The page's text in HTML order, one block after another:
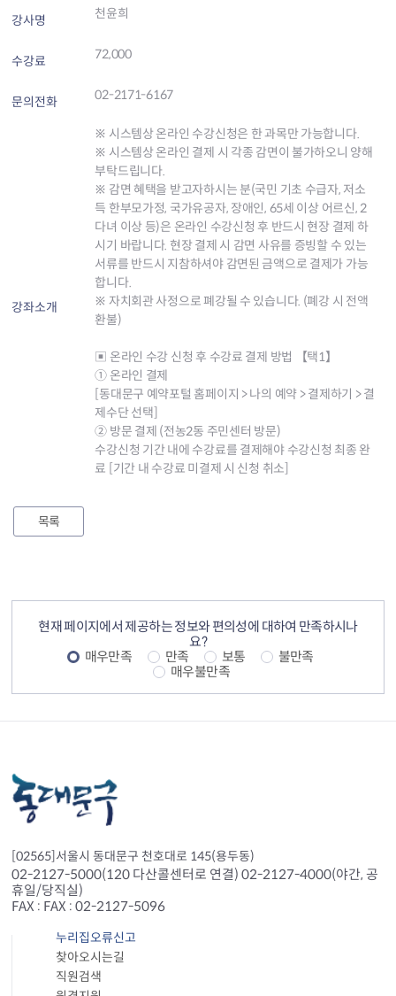
강사명 천윤희
수강료 72,000
문의전화 02-2171-6167
강좌소개
※ 시스템상 온라인 수강신청은 한 과목만 가능합니다.
※ 시스템상 온라인 결제 시 각종 감면이 불가하오니 양해
부탁드립니다.
※ 감면 혜택을 받고자하시는 분(국민 기초 수급자, 저소
득 한부모가정, 국가유공자, 장애인, 65세 이상 어르신, 2
다녀 이상 등)은 온라인 수강신청 후 반드시 현장 결제 하
시기 바랍니다. 현장 결제 시 감면 사유를 증빙할 수 있는
서류를 반드시 지참하셔야 감면된 금액으로 결제가 가능
합니다.
※ 자치회관 사정으로 폐강될 수 있습니다. (폐강 시 전액
환불)
▣ 온라인 수강 신청 후 수강료 결제 방법 【택1】
① 온라인 결제
[동대문구 예약포털 홈페이지 > 나의 예약 > 결제하기 > 결
제수단 선택]
② 방문 결제 (전농2동 주민센터 방문)
수강신청 기간 내에 수강료를 결제해야 수강신청 최종 완
료 [기간 내 수강료 미결제 시 신청 취소]
목록
현재 페이지에서 제공하는 정보와 편의성에 대하여 만족하시나
요?
매우만족
만족 보통
불만족
매우불만족
[02565]서울시 동대문구 천호대로 145(용두동)
02-2127-5000(120 다산콜센터로 연결) 02-2127-4000(야간, 공
휴일/당직실)
FAX : FAX : 02-2127-5096
누리집오류신고
찾아오시는길
직원검색